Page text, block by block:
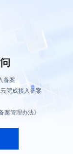
备案
完成接入备案
案管理办法》